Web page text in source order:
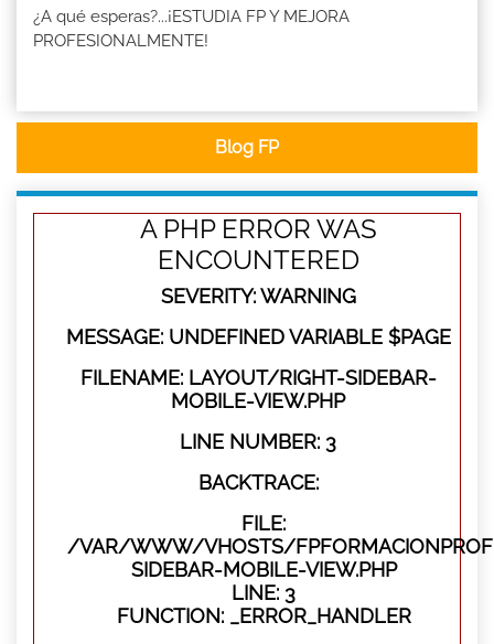
¿A qué esperas?...¡ESTUDIA FP Y MEJORA
PROFESIONALMENTE!
Blog FP
A PHP ERROR WAS
ENCOUNTERED
SEVERITY: WARNING
MESSAGE: UNDEFINED VARIABLE $PAGE
FILENAME: LAYOUT/RIGHT-SIDEBAR-
MOBILE-VIEW.PHP
LINE NUMBER: 3
BACKTRACE:
FILE:
/VAR/WWW/VHOSTS/
SIDEBAR-MOBILE-VIEW.PHP
LINE: 3
FUNCTION: _ERROR_HANDLER